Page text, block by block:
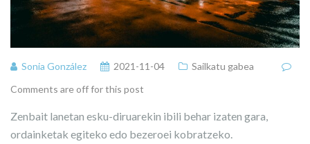
Sonia González 2021-11-04
Sailkatu gabea
Comments are off for this post
Zenbait lanetan esku-diruarekin ibili behar izaten gara,
ordainketak egiteko edo bezeroei kobratzeko.